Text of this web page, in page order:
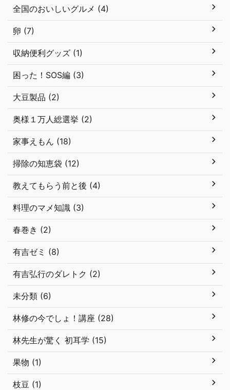
全国のおいしいグルメ (4)
卵 (7)
収納便利グッズ (1)
困った！SOS編 (3)
大豆製品 (2)
奥様１万人総選挙 (2)
家事えもん (18)
掃除の知恵袋 (12)
教えてもらう前と後 (4)
料理のマメ知識 (3)
春巻き (2)
有吉ゼミ (8)
有吉弘行のダレトク (2)
未分類 (6)
林修の今でしょ！講座 (28)
林先生が驚く 初耳学 (15)
果物 (1)
枝豆 (1)